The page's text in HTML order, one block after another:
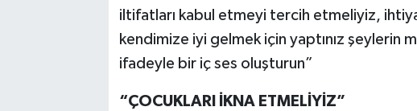
iltifatları kabul etmeyi tercih etmeliyiz,
kendimize iyi gelmek için yaptınız şeylerin
ifadeyle bir iç ses oluşturun”
“ÇOCUKLARI İKNA ETMELİYİZ”